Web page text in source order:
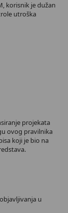
korisnik je dužan
utroška
projekata
ovog pravilnika
koji je bio na
u